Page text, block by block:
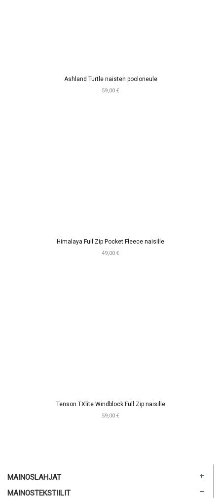
Ashland Turtle naisten pooloneule
59,00 €
Himalaya Full Zip Pocket Fleece naisille
49,00 €
Tenson TXlite Windblock Full Zip naisille
59,00 €
MAINOSLAHJAT
MAINOSTEKSTIILIT